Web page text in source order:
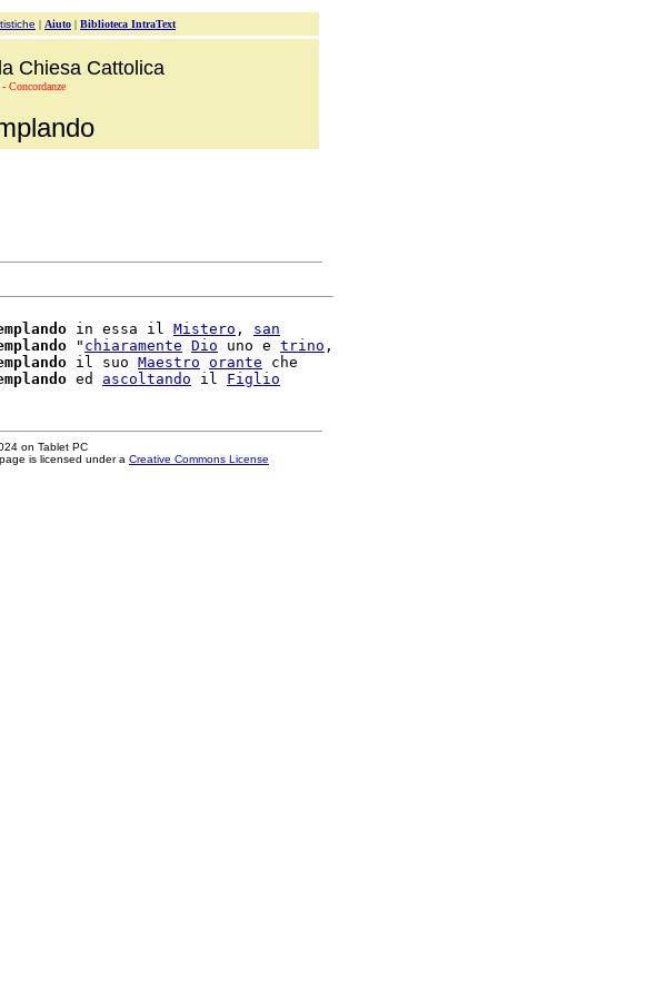
| Aiuto | Biblioteca IntraText
Chiesa Cattolica
Concordanze
in essa il Mistero , san
" chiaramente Dio uno e trino ,
il suo Maestro orante che
ed ascoltando il Figlio
on Tablet PC
is licensed under a Creative Commons License